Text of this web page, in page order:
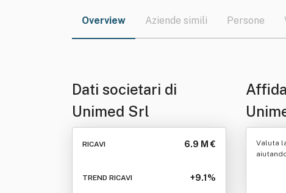
Overview Aziende simili Persone
Dati societari di
Unimed Srl
RICAVI 6.9 M €
TREND RICAVI +9.1%
Valuta